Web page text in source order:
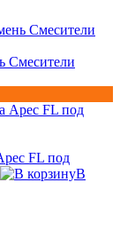
Смесители
Смесители
FL под
В